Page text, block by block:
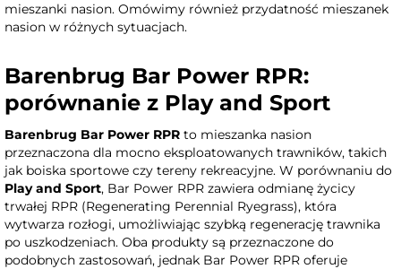
mieszanki nasion. Omówimy również przydatność mieszanek
nasion w różnych sytuacjach.
Barenbrug Bar Power RPR:
porównanie z Play and Sport
Barenbrug Bar Power RPR to mieszanka nasion
przeznaczona dla mocno eksploatowanych trawników, takich
jak boiska sportowe czy tereny rekreacyjne. W porównaniu do
Play and Sport, Bar Power RPR zawiera odmianę życicy
trwałej RPR (Regenerating Perennial Ryegrass), która
wytwarza rozłogi, umożliwiając szybką regenerację trawnika
po uszkodzeniach. Oba produkty są przeznaczone do
podobnych zastosowań, jednak Bar Power RPR oferuje